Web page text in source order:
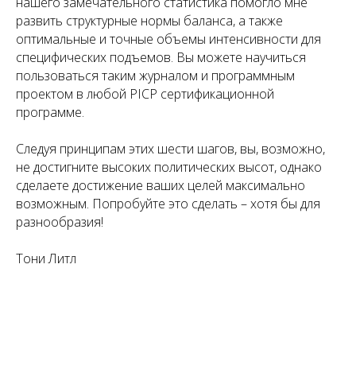
развить структурные нормы баланса, а также
оптимальные и точные объемы интенсивности для
специфических подъемов. Вы можете научиться
пользоваться таким журналом и программным
проектом в любой PICP сертификационной
программе.
Следуя принципам этих шести шагов, вы, возможно,
не достигните высоких политических высот, однако
сделаете достижение ваших целей максимально
возможным. Попробуйте это сделать – хотя бы для
разнообразия!
Тони Литл